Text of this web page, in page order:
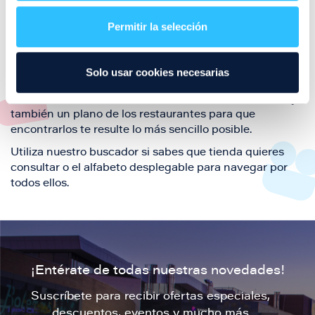
Permitir la selección
Solo usar cookies necesarias
también de nuestra oferta de ocio y shopping durante
tu visita.
El este directorio de restaurantes de Puerto Venecia
también un plano de los restaurantes para que
encontrarlos te resulte lo más sencillo posible.
Utiliza nuestro buscador si sabes que tienda quieres
consultar o el alfabeto desplegable para navegar por
todos ellos.
¡Entérate de todas nuestras novedades!
Suscríbete para recibir ofertas especiales,